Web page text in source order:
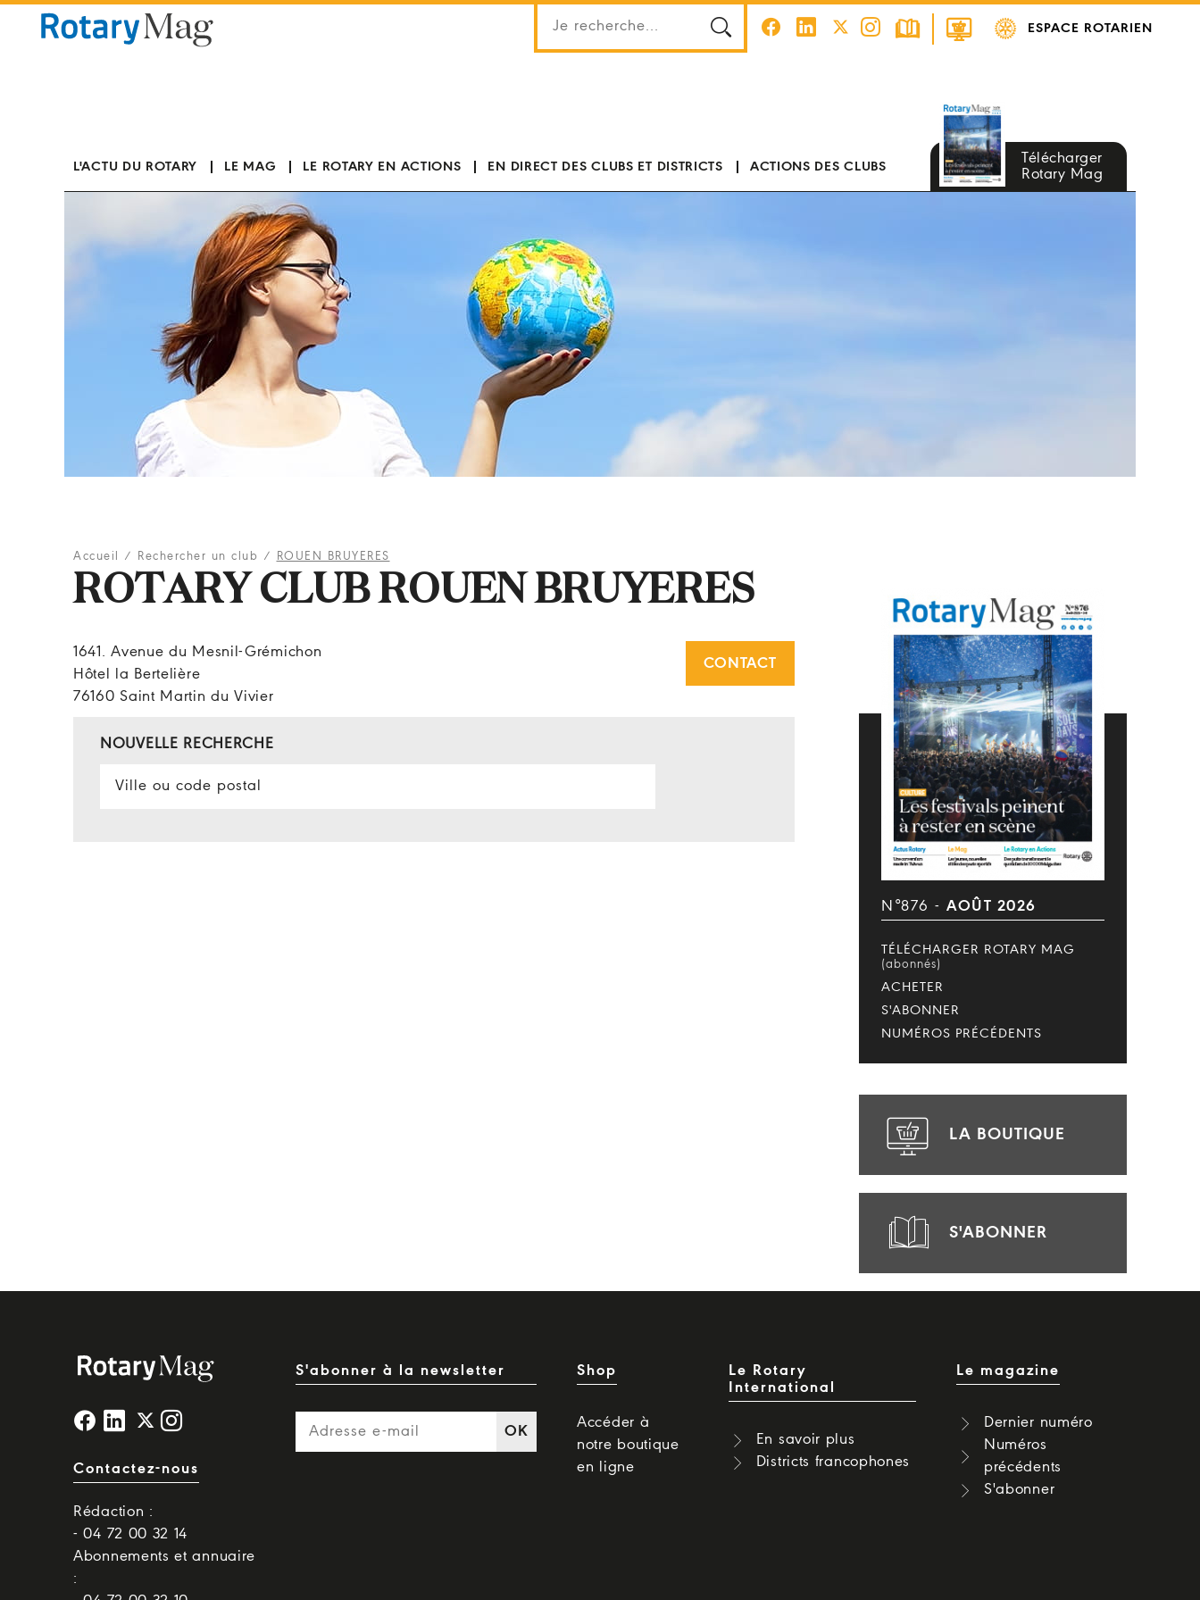
ESPACE ROTARIEN
L'ACTU DU ROTARY LE MAG LE ROTARY EN ACTIONS EN DIRECT DES CLUBS ET DISTRICTS ACTIONS DES CLUBS
Télécharger
Rotary Mag
Accueil / Rechercher un club / ROUEN BRUYERES
ROTARY CLUB ROUEN BRUYERES
1641. Avenue du Mesnil-Grémichon
Hôtel la Bertelière
76160 Saint Martin du Vivier
CONTACT
NOUVELLE RECHERCHE
N°876 - AOÛT 2026
TÉLÉCHARGER ROTARY MAG
(abonnés)
ACHETER
S'ABONNER
NUMÉROS PRÉCÉDENTS
LA BOUTIQUE
S'ABONNER
Contactez-nous
Rédaction :
- 04 72 00 32 14
Abonnements et annuaire
:
S'abonner à la newsletter
OK
Shop
Accéder à
notre boutique
en ligne
Le Rotary
International
En savoir plus
Districts francophones
Le magazine
Dernier numéro
Numéros
précédents
S'abonner
Panneau de gestion des cookies